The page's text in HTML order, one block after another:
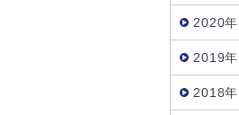
2020年
2019年
2018年